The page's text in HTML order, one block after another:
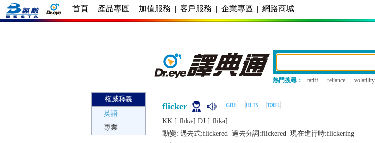
首頁 | 產品專區 | 加值服務 | 客戶服務 | 企業專區 | 網路商城
熱門搜尋： tariff reliance volatility
權威釋義
英語
專業
flicker
KK:[ˈflɪkɚ] DJ:[ˈflikǝ]
動變: 過去式:flickered 過去分詞:flickered 現在進行時:flickering